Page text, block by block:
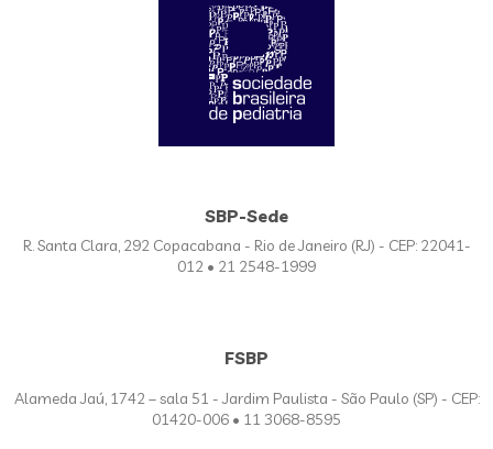
SBP-Sede
R. Santa Clara, 292 Copacabana - Rio de Janeiro (RJ) - CEP: 22041-
012 • 21 2548-1999
FSBP
Alameda Jaú, 1742 – sala 51 - Jardim Paulista - São Paulo (SP) - CEP:
01420-006 • 11 3068-8595